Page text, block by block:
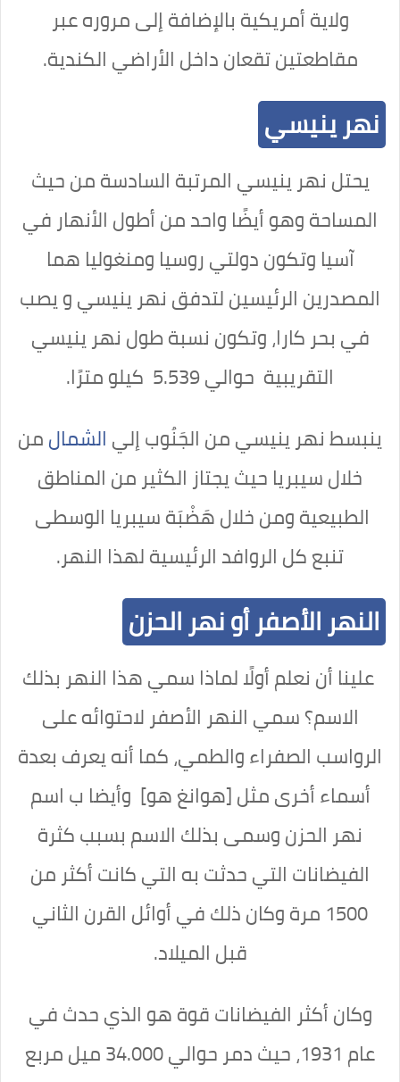
ولاية أمريكية بالإضافة إلى مروره عبر
مقاطعتين تقعان داخل الأراضي الكندية.
نهر ينيسي
يحتل نهر ينيسي المرتبة السادسة من حيث
المساحة وهو أيضًا واحد من أطول الأنهار في
آسيا وتكون دولتي روسيا ومنغوليا هما
المصدرين الرئيسين لتدفق نهر ينيسي و يصب
في بحر كارا، وتكون نسبة طول نهر ينيسي
التقريبية حوالي 5.539 كيلو مترًا.
ينبسط نهر ينيسي من الجَنُوب إليالشمالمن
خلال سيبريا حيث يجتاز الكثير من المناطق
الطبيعية ومن خلال هَضْبَة سيبريا الوسطى
تنبع كل الروافد الرئيسية لهذا النهر.
النهر الأصفر أو نهر الحزن
علينا أن نعلم أولًا لماذا سمي هذا النهر بذلك
الاسم؟سمي النهر الأصفر لاحتوائه على
الرواسب الصفراء والطمي،كما أنه يعرف بعدة
أسماء أخرى مثل [هوانغ هو] وأيضا ب اسم
نهر الحزن وسمى بذلك الاسم بسبب كثرة
الفيضانات التي حدثت به التي كانت أكثر من
1500 مرة وكان ذلك في أوائل القرن الثاني
قبل الميلاد.
وكان أكثر الفيضانات قوة هو الذي حدث في
عام 1931، حيث دمر حوالي 34.000 ميل مربع